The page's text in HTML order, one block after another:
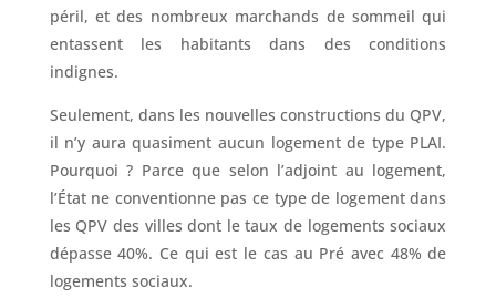
péril, et des nombreux marchands de sommeil qui
entassent les habitants dans des conditions
indignes.
Seulement, dans les nouvelles constructions du QPV,
il n’y aura quasiment aucun logement de type PLAI.
Pourquoi ? Parce que selon l’adjoint au logement,
l’État ne conventionne pas ce type de logement dans
les QPV des villes dont le taux de logements sociaux
dépasse 40%. Ce qui est le cas au Pré avec 48% de
logements sociaux.